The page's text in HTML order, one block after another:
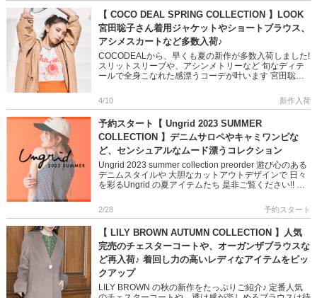
【 COCO DEAL SPRING COLLECTION 】LOOK
宮田聡子さん着用ジャケットやショートブラウス、
アシメスカートなど多数入荷♪
COCODEALから、早くも夏の新作が多数入荷しました!
スリットスリーブや、アシンメトリーなど 旬なディテ
ールで全身こなれた感漂うコーデが叶います 宮田聡子
てください […]
4/10 新作入荷
予約スタート【 Ungrid 2023 SUMMER
COLLECTION 】デニムサロペやキャミワンピな
ど、センシュアルなムード漂うコレクション
Ungrid 2023 summer collection preorder 遊び心のある
デニムスタイルや 大胆なカットアウトデザインで 日々
を彩るUngrid の夏アイテムたち 是非ご覧ください!! ＞
2/28 予約スタート
【 LILY BROWN AUTUMN COLLECTION 】人気
完売のチェスターコートや、オーガンザブラウスな
ど再入荷♪ 着回し力の高いレディなアイテムをピッ
クアップ
LILY BROWN の秋の新作をたっぷりご紹介♪ 定番人気